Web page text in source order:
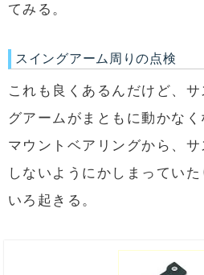
てみる。
スイングアーム周りの点検
これも良くあるんだけど、
グアームがまともに動かなく
マウントベアリングから、
しないようにかしまってい
いろ起きる。